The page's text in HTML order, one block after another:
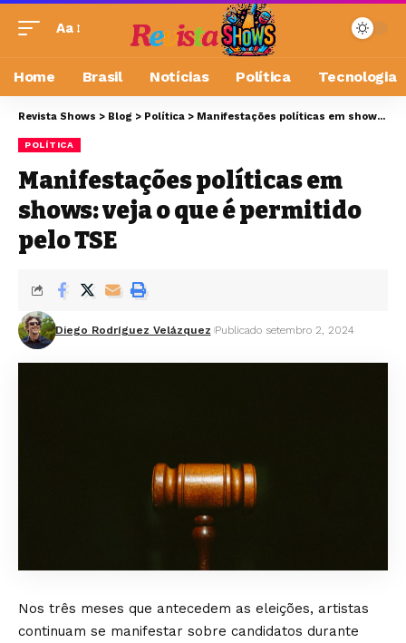
Aa
Home Brasil Notícias Política Tecnologia
Revista Shows > Blog > Política > Manifestações políticas em shows: veja o que é permitido pelo TSE
POLÍTICA
Manifestações políticas em
shows: veja o que é permitido
pelo TSE
Diego Rodríguez Velázquez Publicado setembro 2, 2024
Nos três meses que antecedem as eleições, artistas
continuam se manifestar sobre candidatos durante